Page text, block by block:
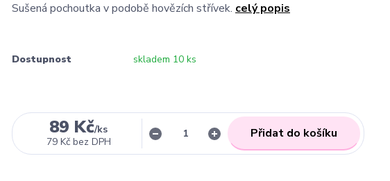
Sušená pochoutka v podobě hovězích střívek. celý popis
Dostupnost skladem 10 ks
89 Kč/ks
79 Kč bez DPH
Přidat do košíku